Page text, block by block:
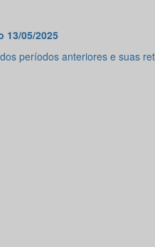
13/05/2025
períodos anteriores e suas